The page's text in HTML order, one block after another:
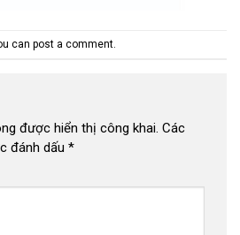
can post a comment.
được hiển thị công khai. Các
đánh dấu *